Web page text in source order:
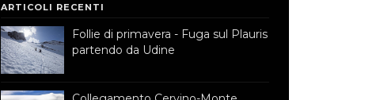
ARTICOLI RECENTI
Follie di primavera - Fuga sul Plauris
partendo da Udine